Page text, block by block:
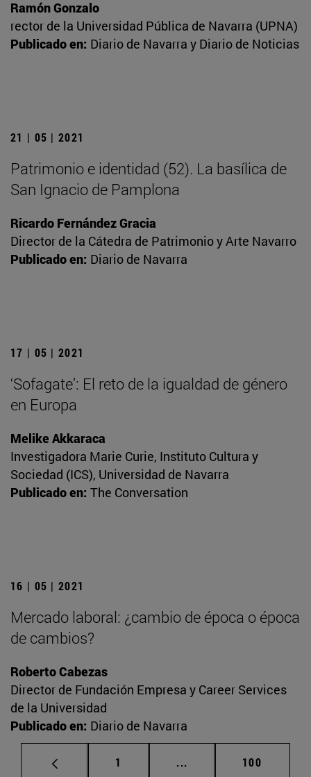
Ramón Gonzalo
rector de la Universidad Pública de Navarra (UPNA)
Publicado en: Diario de Navarra y Diario de Noticias
21 | 05 | 2021
Patrimonio e identidad (52). La basílica de
San Ignacio de Pamplona
Ricardo Fernández Gracia
Director de la Cátedra de Patrimonio y Arte Navarro
Publicado en: Diario de Navarra
17 | 05 | 2021
‘Sofagate’: El reto de la igualdad de género
en Europa
Melike Akkaraca
Investigadora Marie Curie, Instituto Cultura y
Sociedad (ICS), Universidad de Navarra
Publicado en: The Conversation
16 | 05 | 2021
Mercado laboral: ¿cambio de época o época
de cambios?
Roberto Cabezas
Director de Fundación Empresa y Career Services
de la Universidad
Publicado en: Diario de Navarra
Página
1 ... Páginas intermedias
Página
100